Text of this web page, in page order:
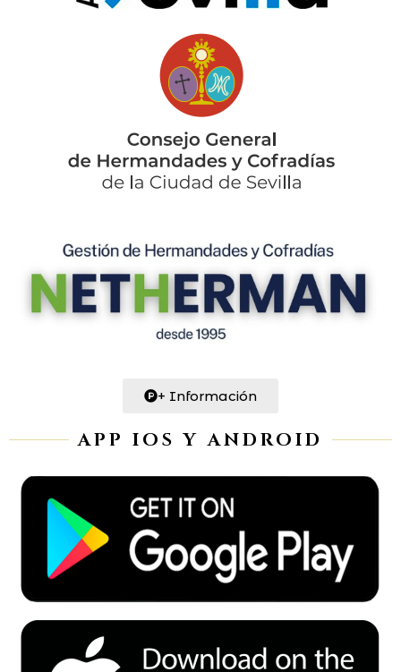
+ Información
APP IOS Y ANDROID